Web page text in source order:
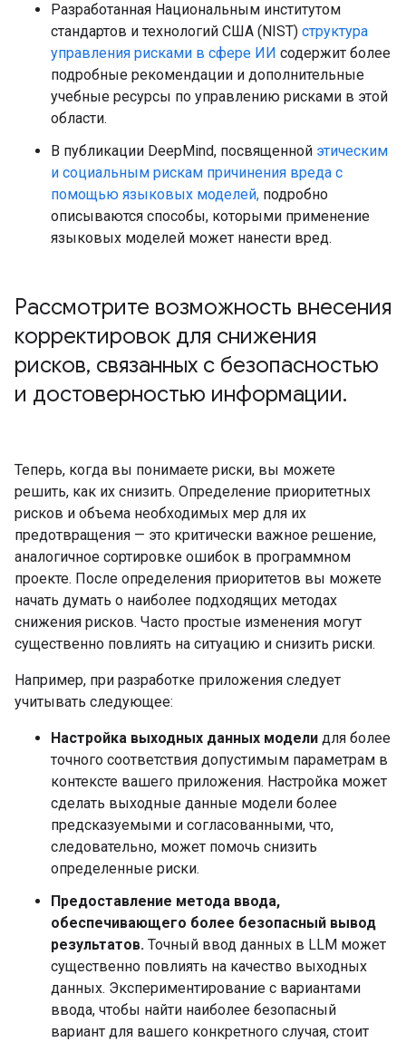
Разработанная Национальным институтом
стандартов и технологий США (NIST) структура
управления рисками в сфере ИИ содержит более
подробные рекомендации и дополнительные
учебные ресурсы по управлению рисками в этой
области.
В публикации DeepMind, посвященной этическим
и социальным рискам причинения вреда с
помощью языковых моделей, подробно
описываются способы, которыми применение
языковых моделей может нанести вред.
Рассмотрите возможность внесения
корректировок для снижения
рисков, связанных с безопасностью
и достоверностью информации.
Теперь, когда вы понимаете риски, вы можете
решить, как их снизить. Определение приоритетных
рисков и объема необходимых мер для их
предотвращения — это критически важное решение,
аналогичное сортировке ошибок в программном
проекте. После определения приоритетов вы можете
начать думать о наиболее подходящих методах
снижения рисков. Часто простые изменения могут
существенно повлиять на ситуацию и снизить риски.
Например, при разработке приложения следует
учитывать следующее:
Настройка выходных данных модели для более
точного соответствия допустимым параметрам в
контексте вашего приложения. Настройка может
сделать выходные данные модели более
предсказуемыми и согласованными, что,
следовательно, может помочь снизить
определенные риски.
Предоставление метода ввода,
обеспечивающего более безопасный вывод
результатов. Точный ввод данных в LLM может
существенно повлиять на качество выходных
данных. Экспериментирование с вариантами
ввода, чтобы найти наиболее безопасный
вариант для вашего конкретного случая, стоит